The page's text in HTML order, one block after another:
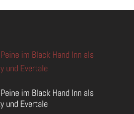
im Black Hand Inn als
und Evertale
im Black Hand Inn als
und Evertale